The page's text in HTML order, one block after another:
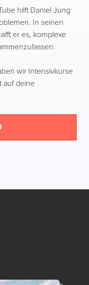
hilft Daniel Jung
In seinen
er es, komplexe
wir Intensivkurse
auf deine